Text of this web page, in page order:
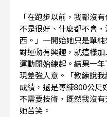
「在跑步以前，我都沒
不是很好、什麼都不會
西。」一開始她只是單
對運動有興趣，就這樣
運動開始練起。結果一
現差強人意。「教練說
成績，還是專練800公尺
不需要技術，既然我沒有
她苦笑。